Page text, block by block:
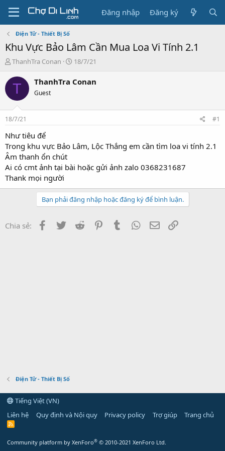
Đăng nhập Đăng ký
Điện Tử - Thiết Bị Số
Khu Vực Bảo Lâm Cần Mua Loa Vi Tính 2.1
T
r
e
a
s
t
a
t
e
ThanhTra Conan
N
à
18/7/21
T ThanhTra Conan
Guest
18/7/21 #1
Như tiêu để
Trong khu vực Bảo Lâm, Lộc Thắng em cần tìm loa vi tính 2.1
Âm thanh ổn chút
Ai có cmt ảnh tại bài hoặc gửi ảnh zalo 0368231687
Thank mọi người
Bạn phải đăng nhập hoặc đăng ký để bình luận.
Chia sẻ: Facebook
Twitter Reddit PinterestTumblr WhatsApp
Email
Điện Tử - Thiết Bị Số
Tiếng Việt (VN)
Liên hệ
Quy định và Nội quy Privacy policy Trợ giúp Trang chủ
R
Community platform by XenForo® © 2010-2021 XenForo Ltd.